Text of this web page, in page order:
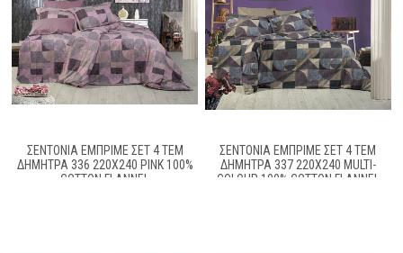
ΣΕΝΤΟΝΙΑ ΕΜΠΡΙΜΕ ΣΕΤ 4 ΤΕΜ
ΔΉΜΗΤΡΑ 336 220X240 PINK 100%
COTTON FLANNEL
ΣΕΝΤΟΝΙΑ ΕΜΠΡΙΜΕ ΣΕΤ 4 ΤΕΜ
ΔΉΜΗΤΡΑ 337 220X240 MULTI-
COLOUR 100% COTTON FLANNEL